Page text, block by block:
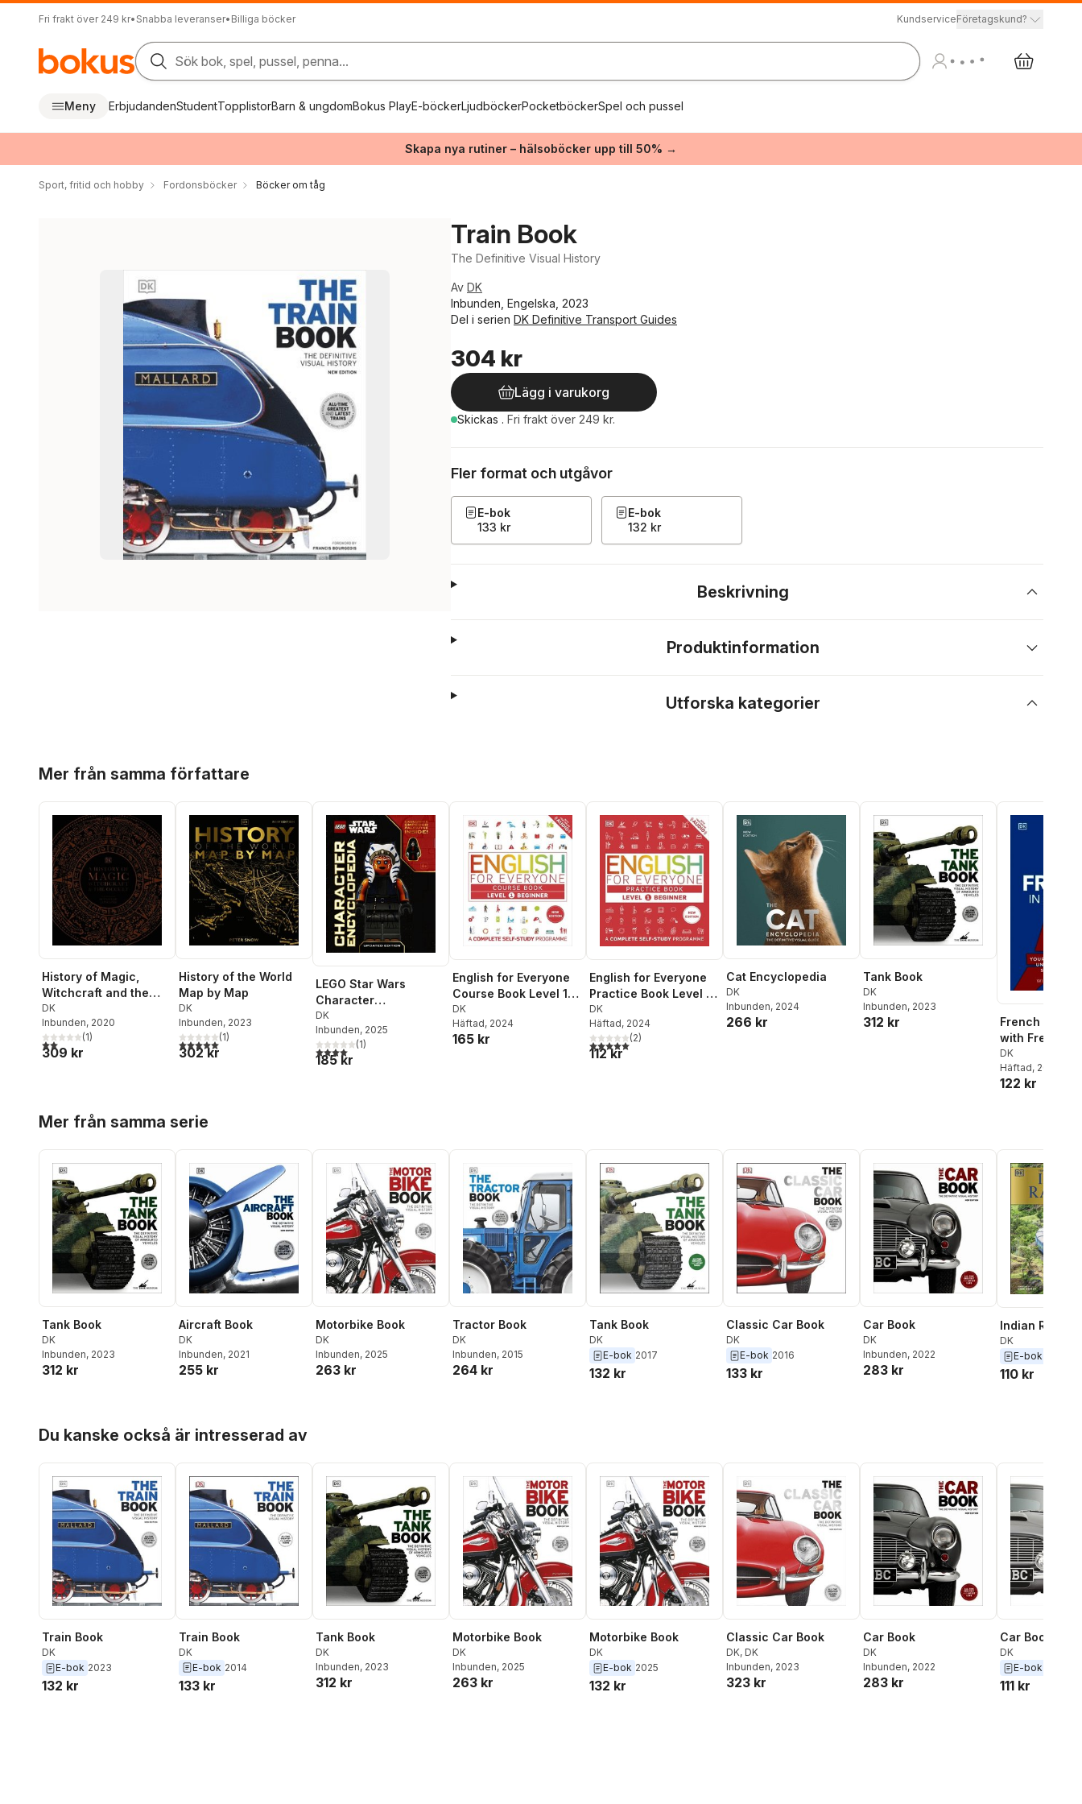
Fri frakt över 249 kr• Snabba leveranser• Billiga böcker KundserviceFöretagskund?
Sök bok, spel, pussel, penna...
Meny ErbjudandenStudentTopplistorBarn & ungdomBokus PlayE-böckerLjudböckerPocketböckerSpel och pussel
Skapa nya rutiner – hälsoböcker upp till 50% →
Sport, fritid och hobby Fordonsböcker Böcker om tåg
Train Book
The Definitive Visual History
Av DK
Inbunden, Engelska, 2023
Del i serien DK Definitive Transport Guides
304 kr
Lägg i varukorg
Skickas . Fri frakt över 249 kr.
Fler format och utgåvor
E-bok
133 kr
E-bok
132 kr
Beskrivning
Produktinformation
Utforska kategorier
Mer från samma författare
History of Magic,
Witchcraft and the
Occult
DK
Inbunden, 2020
2,0utav 5 stjärnor. Totalt antal röster:
(1)
309 kr
History of the World
Map by Map
DK
Inbunden, 2023
5,0utav 5 stjärnor. Totalt antal röster:
(1)
302 kr
LEGO Star Wars
Character
Encyclopedia Updated
Edition
DK
Inbunden, 2025
4,0utav 5 stjärnor. Totalt antal röster:
(1)
185 kr
English for Everyone
Course Book Level 1
Beginner
DK
Häftad, 2024
165 kr
English for Everyone
Practice Book Level 1
Beginner
DK
Häftad, 2024
5,0utav 5 stjärnor. Totalt antal röster:
(2)
112 kr
Cat Encyclopedia
DK
Inbunden, 2024
266 kr
Tank Book
DK
Inbunden, 2023
312 kr
French in 3
with Free
DK
Häftad, 2022
122 kr
Mer från samma serie
Tank Book
DK
Inbunden, 2023
312 kr
Aircraft Book
DK
Inbunden, 2021
255 kr
Motorbike Book
DK
Inbunden, 2025
263 kr
Tractor Book
DK
Inbunden, 2015
264 kr
Tank Book
DK
E-bok 2017
132 kr
Classic Car Book
DK
E-bok 2016
133 kr
Car Book
DK
Inbunden, 2022
283 kr
Indian
DK
E-bok
110 kr
Du kanske också är intresserad av
Train Book
DK
E-bok 2023
132 kr
Train Book
DK
E-bok 2014
133 kr
Tank Book
DK
Inbunden, 2023
312 kr
Motorbike Book
DK
Inbunden, 2025
263 kr
Motorbike Book
DK
E-bok 2025
132 kr
Classic Car Book
DK, DK
Inbunden, 2023
323 kr
Car Book
DK
Inbunden, 2022
283 kr
Car Book
DK
E-bok
111 kr